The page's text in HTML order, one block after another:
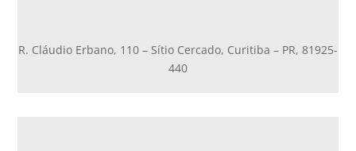
R. Cláudio Erbano, 110 – Sítio Cercado, Curitiba – PR, 81925-
440